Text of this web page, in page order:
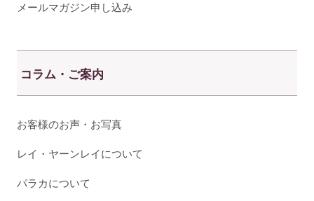
メールマガジン申し込み
コラム・ご案内
お客様のお声・お写真
レイ・ヤーンレイについて
パラカについて